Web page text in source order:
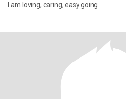
I am loving, caring, easy going